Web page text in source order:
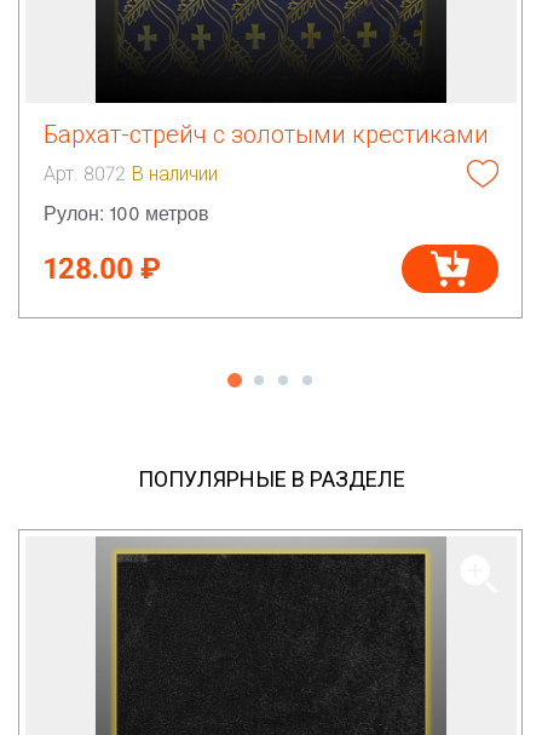
Бархат-стрейч с золотыми крестиками
Арт. 8072 В наличии
Рулон: 100 метров
128.00 ₽
ПОПУЛЯРНЫЕ В РАЗДЕЛЕ